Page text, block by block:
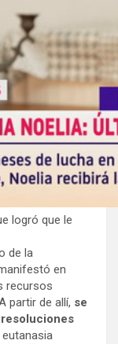
logró que le
de la
en
recursos
partir de allí, se